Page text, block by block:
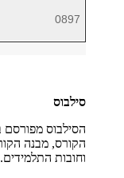
0897
סילבוס
הסילבוס
הקורס, מבנה
וחובות התלמידים.